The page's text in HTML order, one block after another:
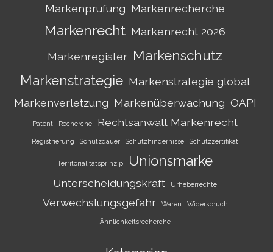
Markenprüfung Markenrecherche
Markenrecht Markenrecht 2026
Markenregister Markenschutz
Markenstrategie Markenstrategie global
Markenverletzung Markenüberwachung OAPI
Patent Recherche Rechtsanwalt Markenrecht
Registrierung Schutzdauer Schutzhindernisse Schutzzertifikat
Territorialitätsprinzip Unionsmarke
Unterscheidungskraft Urheberrechte
Verwechslungsgefahr Waren Widerspruch
Ähnlichkeitsrecherche